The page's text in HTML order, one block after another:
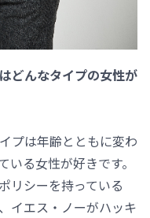
どんなタイプの女性が
プは年齢とともに変わ
る女性が好きです。
リシーを持っている
イエス・ノーがハッキ